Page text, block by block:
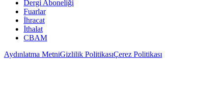
Dergi Aboneliği
Fuarlar
İhracat
İthalat
CBAM
Aydınlatma MetniGizlilik PolitikasıÇerez Politikası